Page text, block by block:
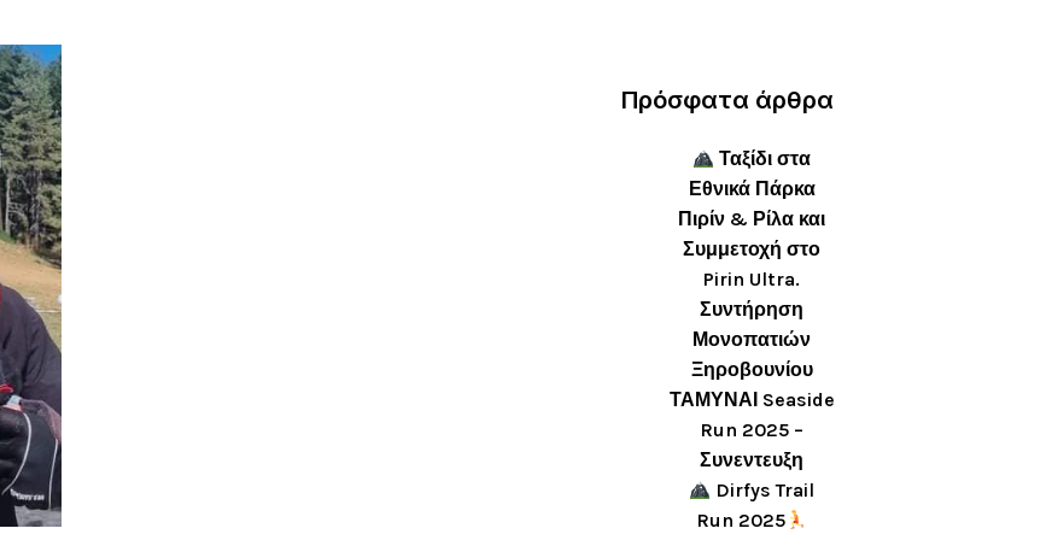
Πρόσφατα άρθρα
Ταξίδι στα
Εθνικά Πάρκα
Πιρίν & Ρίλα και
Συμμετοχή στο
Pirin Ultra.
Συντήρηση
Μονοπατιών
Ξηροβουνίου
ΤΑΜΥΝΑΙ Seaside
Run 2025 –
Συνεντευξη
Dirfys Trail
Run 2025